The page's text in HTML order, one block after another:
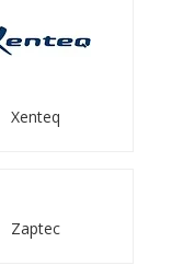
Xenteq
Zaptec